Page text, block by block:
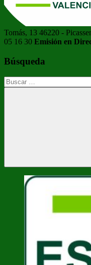
Tomás, 13 46220 -
05 16 30 Emisión en
Búsqueda
Buscar: